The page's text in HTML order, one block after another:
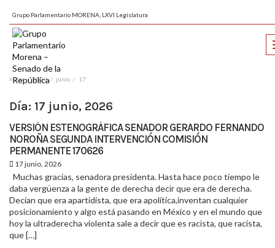
Grupo Parlamentario MORENA, LXVI Legislatura
Inicio 2026 junio 17
Día: 17 junio, 2026
VERSIÓN ESTENOGRÁFICA SENADOR GERARDO FERNANDO
NOROÑA SEGUNDA INTERVENCIÓN COMISIÓN
PERMANENTE 170626
17 junio, 2026
Muchas gracias, senadora presidenta. Hasta hace poco tiempo le
daba vergüenza a la gente de derecha decir que era de derecha.
Decían que era apartidista, que era apolítica,inventan cualquier
posicionamiento y algo está pasando en México y en el mundo que
hoy la ultraderecha violenta sale a decir que es racista, que racista,
que […]